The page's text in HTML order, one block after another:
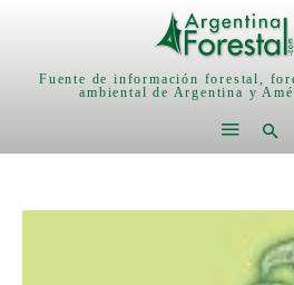
Fuente de información forestal,
ambiental de Argentina y